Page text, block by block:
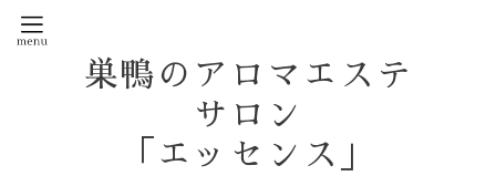
巣鴨のアロマエステ
サロン
「エッセンス」